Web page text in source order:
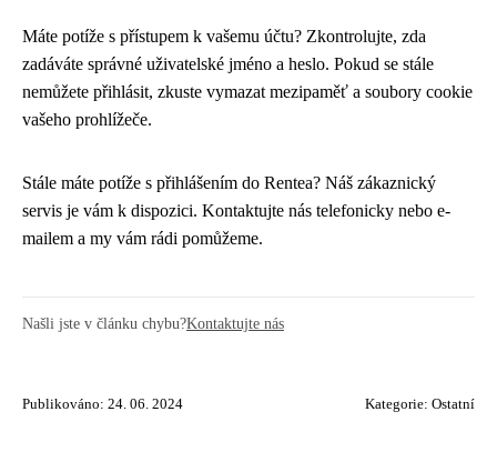
Máte potíže s přístupem k vašemu účtu? Zkontrolujte, zda
zadáváte správné uživatelské jméno a heslo. Pokud se stále
nemůžete přihlásit, zkuste vymazat mezipaměť a soubory cookie
vašeho prohlížeče.
Stále máte potíže s přihlášením do Rentea? Náš zákaznický
servis je vám k dispozici. Kontaktujte nás telefonicky nebo e-
mailem a my vám rádi pomůžeme.
Našli jste v článku chybu?Kontaktujte nás
Publikováno: 24. 06. 2024 Kategorie: Ostatní